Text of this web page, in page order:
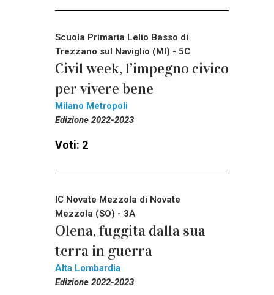
Scuola Primaria Lelio Basso di
Trezzano sul Naviglio (MI) - 5C
Civil week, l’impegno civico
per vivere bene
Milano Metropoli
Edizione 2022-2023
Voti: 2
IC Novate Mezzola di Novate
Mezzola (SO) - 3A
Olena, fuggita dalla sua
terra in guerra
Alta Lombardia
Edizione 2022-2023